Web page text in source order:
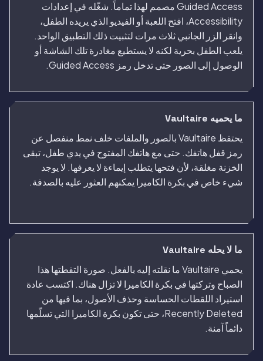
Guided Access مصمم لهذا تماماً. شغّله في إعدادات
Accessibility، افتح اللعبة أو الفيديو الذي يريده الطفل،
وانقر الزر الجانبي ثلاث مرات لتثبيت ذلك التطبيق الواحد.
يلعب الطفل بحرية لكنه لا يستطيع مغادرة تلك الشاشة أو
الوصول إلى الصور حتى تدخل رمز Guided Access.
ما يحميه Vaultaire
يحتفظ Vaultaire بالصور والملفات خلف نمط منفصل عن
رمز قفل هاتفك. حتى مع هاتفك المفتوح في يدي طفل، تبقى
الخزنة مغلقة، لأن فتحها يتطلب إيماءة لا يعرفها. لا يوجد
شيء خاص في بكرة الكاميرا يمكنهم العثور عليه بالصدفة.
ما لا يحله Vaultaire
يحمي Vaultaire ما نقلته إليه بالفعل. صورة التقطتها هذا
الصباح وتركتها في بكرة الكاميرا لا تزال هناك. اكتسب عادة
استيراد اللقطات الحساسة وحذف الأصول، بما فيها من
Recently Deleted، حتى تكون بكرة الكاميرا التي تسلّمها
دائماً آمنة.